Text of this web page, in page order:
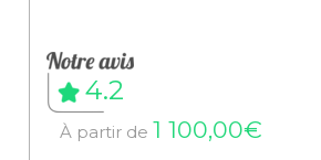
4.2
À partir de 1 100,00€